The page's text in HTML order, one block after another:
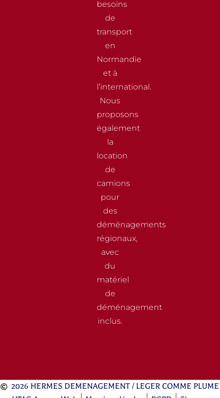
besoins
de
transport
en
Normandie
et à
l’international.
Nous
proposons
également
la
location
de
camions
pour
des
déménagements
régionaux,
avec
du
matériel
de
déménagement
inclus.
2026 HERMES DEMENAGEMENT / LEGER COMME PLUME